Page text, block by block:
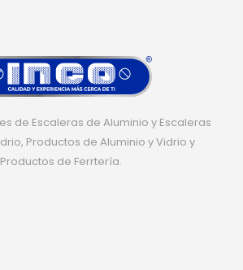
de Escaleras de Aluminio y Escaleras
Productos de Aluminio y Vidrio y
Productos de Ferrtería.